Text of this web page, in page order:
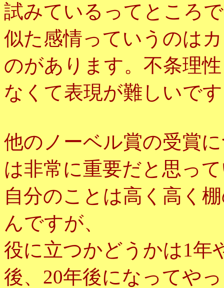
試みているってところ
似た感情っていうのは
のがあります。不条理
なくて表現が難しいで
他のノーベル賞の受賞
は非常に重要だと思っ
自分のことは高く高く
んですが、
役に立つかどうかは1年
後、20年後になってや